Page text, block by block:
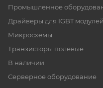
Промышленное
Драйверы для IGBT модулей
Микросхемы
Транзисторы полевые
В наличии
Серверное оборудование